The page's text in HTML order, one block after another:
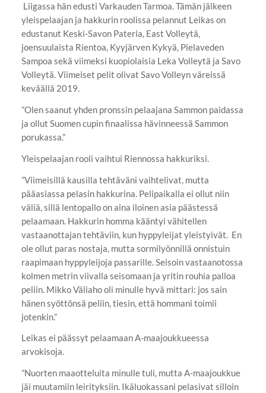
Liigassa hän edusti Varkauden Tarmoa. Tämän jälkeen
yleispelaajan ja hakkurin roolissa pelannut Leikas on
edustanut Keski-Savon Pateria, East Volleytä,
joensuulaista Rientoa, Kyyjärven Kykyä, Pielaveden
Sampoa sekä viimeksi kuopiolaisia Leka Volleytä ja Savo
Volleytä. Viimeiset pelit olivat Savo Volleyn väreissä
keväällä 2019.
”Olen saanut yhden pronssin pelaajana Sammon paidassa
ja ollut Suomen cupin finaalissa hävinneessä Sammon
porukassa.”
Yleispelaajan rooli vaihtui Riennossa hakkuriksi.
”Viimeisillä kausilla tehtäväni vaihtelivat, mutta
pääasiassa pelasin hakkurina. Pelipaikalla ei ollut niin
väliä, sillä lentopallo on aina iloinen asia päästessä
pelaamaan. Hakkurin homma kääntyi vähitellen
vastaanottajan tehtäviin, kun hyppyleijat yleistyivät. En
ole ollut paras nostaja, mutta sormilyönnillä onnistuin
raapimaan hyppyleijoja passarille. Seisoin vastaanotossa
kolmen metrin viivalla seisomaan ja yritin rouhia palloa
peliin. Mikko Väliaho oli minulle hyvä mittari: jos sain
hänen syöttönsä peliin, tiesin, että hommani toimii
jotenkin.”
Leikas ei päässyt pelaamaan A-maajoukkueessa
arvokisoja.
”Nuorten maaotteluita minulle tuli, mutta A-maajoukkue
jäi muutamiin leirityksiin. Ikäluokassani pelasivat silloin